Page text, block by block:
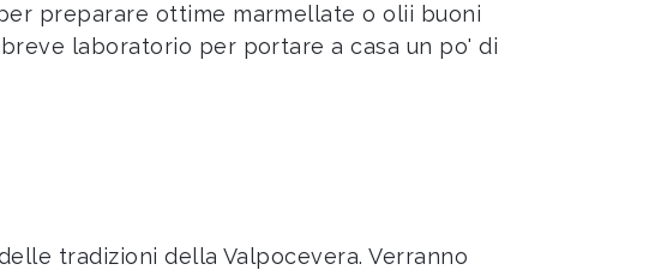
preparare ottime marmellate o olii buoni
laboratorio per portare a casa un po' di
tradizioni della Valpocevera. Verranno